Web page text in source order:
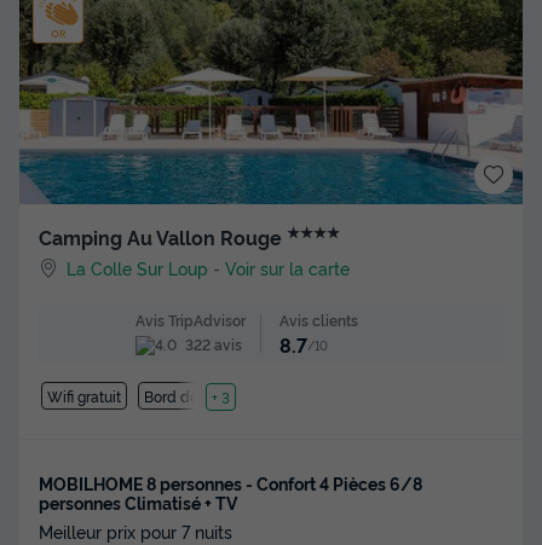
Camping Au Vallon Rouge ★★★★
La Colle Sur Loup -Voir sur la carte
Avis TripAdvisor
322 avis
Avis clients
8.7/10
Wifi gratuit Bord de mer
+ 3
MOBILHOME 8 personnes - Confort 4 Pièces 6/8
personnes Climatisé + TV
Meilleur prix pour 7 nuits